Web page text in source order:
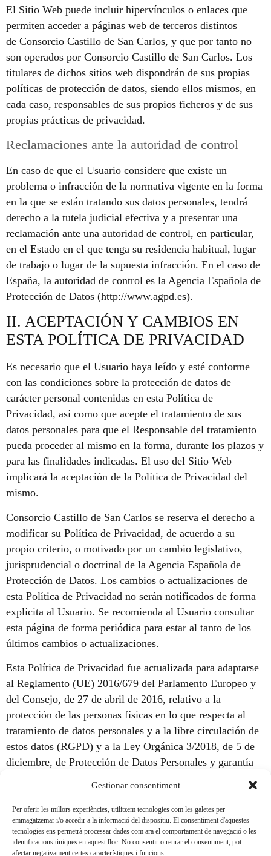
Gestionar consentiment
Per oferir les millors experiències, utilitzem tecnologies com les galetes per
emmagatzemar i/o accedir a la informació del dispositiu. El consentiment d'aquestes
tecnologies ens permetrà processar dades com ara el comportament de navegació o les
identificacions úniques en aquest lloc. No consentir o retirar el consentiment, pot
afectar negativament certes característiques i funcions.
El Sitio Web puede incluir hipervínculos o enlaces que
permiten acceder a páginas web de terceros distintos
de Consorcio Castillo de San Carlos, y que por tanto no
son operados por Consorcio Castillo de San Carlos. Los
titulares de dichos sitios web dispondrán de sus propias
políticas de protección de datos, siendo ellos mismos, en
cada caso, responsables de sus propios ficheros y de sus
propias prácticas de privacidad.
Reclamaciones ante la autoridad de control
En caso de que el Usuario considere que existe un
problema o infracción de la normativa vigente en la forma
en la que se están tratando sus datos personales, tendrá
derecho a la tutela judicial efectiva y a presentar una
reclamación ante una autoridad de control, en particular,
en el Estado en el que tenga su residencia habitual, lugar
de trabajo o lugar de la supuesta infracción. En el caso de
España, la autoridad de control es la Agencia Española de
Protección de Datos (http://www.agpd.es).
II. ACEPTACIÓN Y CAMBIOS EN
ESTA POLÍTICA DE PRIVACIDAD
Es necesario que el Usuario haya leído y esté conforme
con las condiciones sobre la protección de datos de
carácter personal contenidas en esta Política de
Privacidad, así como que acepte el tratamiento de sus
datos personales para que el Responsable del tratamiento
pueda proceder al mismo en la forma, durante los plazos y
para las finalidades indicadas. El uso del Sitio Web
implicará la aceptación de la Política de Privacidad del
mismo.
Consorcio Castillo de San Carlos se reserva el derecho a
modificar su Política de Privacidad, de acuerdo a su
propio criterio, o motivado por un cambio legislativo,
jurisprudencial o doctrinal de la Agencia Española de
Protección de Datos. Los cambios o actualizaciones de
esta Política de Privacidad no serán notificados de forma
explícita al Usuario. Se recomienda al Usuario consultar
esta página de forma periódica para estar al tanto de los
últimos cambios o actualizaciones.
Esta Política de Privacidad fue actualizada para adaptarse
al Reglamento (UE) 2016/679 del Parlamento Europeo y
del Consejo, de 27 de abril de 2016, relativo a la
protección de las personas físicas en lo que respecta al
tratamiento de datos personales y a la libre circulación de
estos datos (RGPD) y a la Ley Orgánica 3/2018, de 5 de
diciembre, de Protección de Datos Personales y garantía
ha sido creado mediante el generador deplantilla de política
de privacidadonline el día 01/07/2021.